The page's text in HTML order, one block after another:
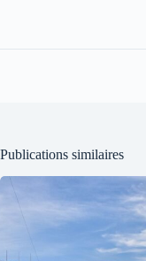
Publications similaires